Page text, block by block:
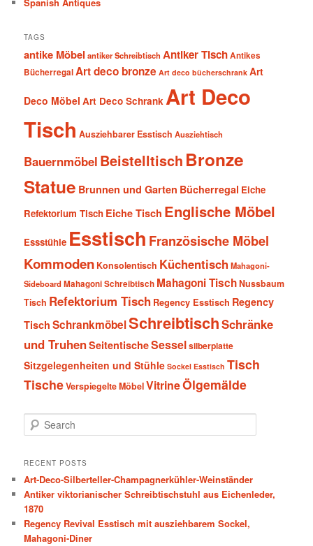
TAGS
antike Möbel antiker Schreibtisch Antiker TischAntikes
BücherregalArt deco bronze Art deco bücherschrank Art
Deco Möbel Art Deco Schrank Art Deco
Tisch Ausziehbarer Esstisch Ausziehtisch
Bauernmöbel Beistelltisch Bronze
Statue Brunnen und Garten Bücherregal Eiche
Refektorium Tisch Eiche Tisch Englische Möbel
Essstühle Esstisch Französische Möbel
Kommoden Konsolentisch Küchentisch Mahagoni-
SideboardMahagoni Schreibtisch Mahagoni TischNussbaum
Tisch Refektorium Tisch Regency Esstisch Regency
Tisch SchrankmöbelSchreibtischSchränke
und TruhenSeitentischeSesselsilberplatte
Sitzgelegenheiten und Stühle Sockel Esstisch Tisch
TischeVerspiegelte MöbelVitrineÖlgemälde
e
r
h
RECENT POSTS
Art-Deco-Silberteller-Champagnerkühler-Weinständer
Antiker viktorianischer Schreibtischstuhl aus Eichenleder,
1870
Regency Revival Esstisch mit ausziehbarem Sockel,
Mahagoni-Diner